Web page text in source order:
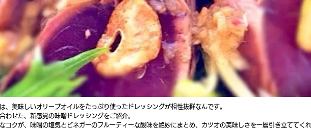
、美味しいオリーブオイルをたっぷり使ったドレッシングが相性抜群なんです。
わせた、新感覚の味噌ドレッシングをご紹介。
コクが、味噌の塩気とビネガーのフルーティーな酸味を絶妙にまとめ、カツオの美味しさを一層引き立ててくれ